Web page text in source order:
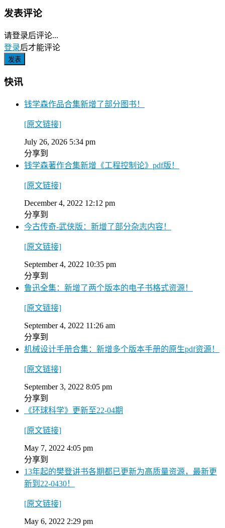
发表评论
请登录后评论...
登录后才能评论
快讯
钱学森作品合集新增了部分图书！
[原文链接]
July 26, 2026 5:34 pm
分享到
钱学森著作合集新增《工程控制论》pdf版！
[原文链接]
December 4, 2022 12:12 pm
分享到
今古传奇-武侠版：新增了部分杂志内容！
[原文链接]
September 4, 2022 10:35 pm
分享到
鲁迅全集：新增了两个版本的电子书格式资源！
[原文链接]
September 4, 2022 11:26 am
分享到
机械设计手册合集：新增多个版本手册的原生pdf资源！
[原文链接]
September 3, 2022 8:05 pm
分享到
《环球科学》更新至22-04期
[原文链接]
May 7, 2022 4:05 pm
分享到
13年起的樊登讲书各期都已更新为高质量资源，最新更
新到22-0430！
[原文链接]
May 6, 2022 2:29 pm